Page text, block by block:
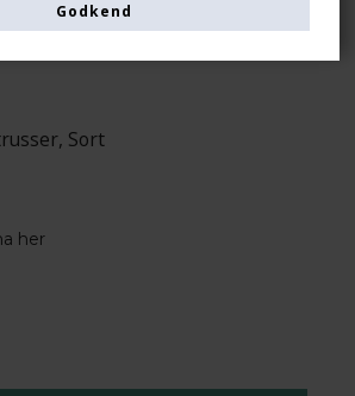
Sort
her
Godkend